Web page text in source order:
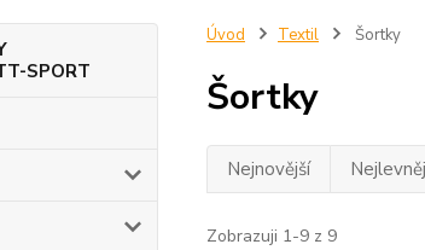
SPORT
Úvod Textil Šortky
Šortky
Nejnovější
Zobrazuji 1-9 z 9